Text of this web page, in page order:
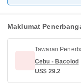
Maklumat
Tawaran
Cebu - Bacolod
US$ 29.2